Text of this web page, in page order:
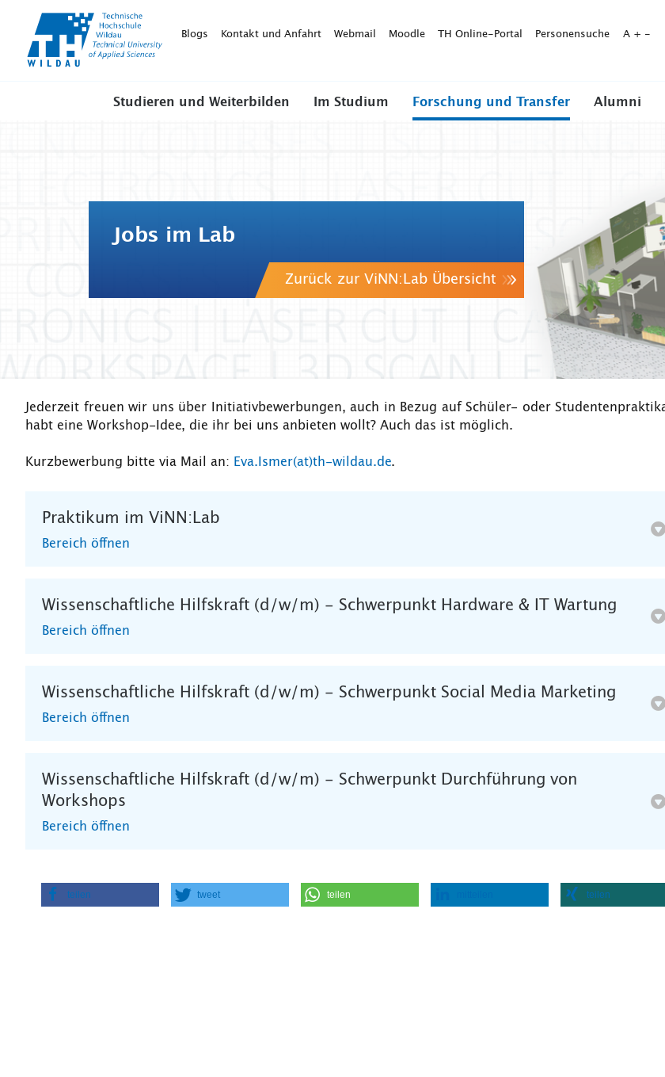
WildauBlogs Kontakt und Anfahrt Webmail Moodle TH Online-Portal Personensuche A + -
Studieren und Weiterbilden Im Studium Forschung und Transfer Alumni
Jobs im Lab
Zurück zur ViNN:Lab Übersicht
Jederzeit freuen wir uns über Initiativbewerbungen, auch in Bezug auf Schüler- oder
habt eine Workshop-Idee, die ihr bei uns anbieten wollt? Auch das ist möglich.
Kurzbewerbung bitte via Mail an: Eva.Ismer(at)th-wildau.de.
Praktikum im ViNN:Lab
Bereich öffnen
Wissenschaftliche Hilfskraft (d/w/m) - Schwerpunkt Hardware & IT Wartung
Bereich öffnen
Wissenschaftliche Hilfskraft (d/w/m) - Schwerpunkt Social Media Marketing
Bereich öffnen
Wissenschaftliche Hilfskraft (d/w/m) - Schwerpunkt Durchführung von
Workshops
Bereich öffnen
teilen tweet teilen teilen